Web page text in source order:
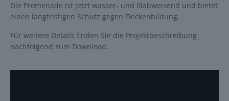
Die Promenade ist jetzt wasser- und ölabweisend und bietet
einen langfristigen Schutz gegen Fleckenbildung.
Für weitere Details finden Sie die Projektbeschreibung
nachfolgend zum Download.